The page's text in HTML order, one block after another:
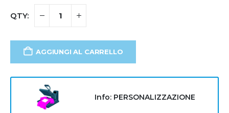
AGGIUNGI AL CARRELLO
Info: PERSONALIZZAZIONE